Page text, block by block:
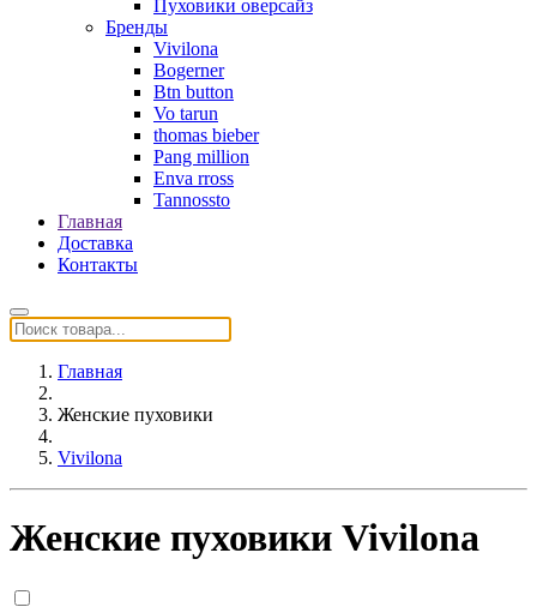
Пуховики оверсайз
Бренды
Vivilona
Bogerner
Btn button
Vo tarun
thomas bieber
Pang million
Enva rross
Tannossto
Главная
Доставка
Контакты
Главная
Женские пуховики
Vivilona
Женские пуховики Vivilona